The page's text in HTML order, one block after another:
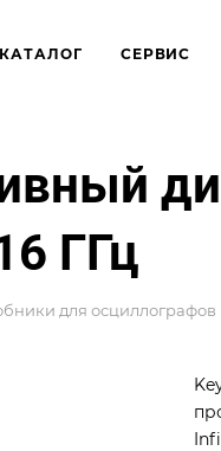
КАТАЛОГ СЕРВИС
ГГц
для осциллографов